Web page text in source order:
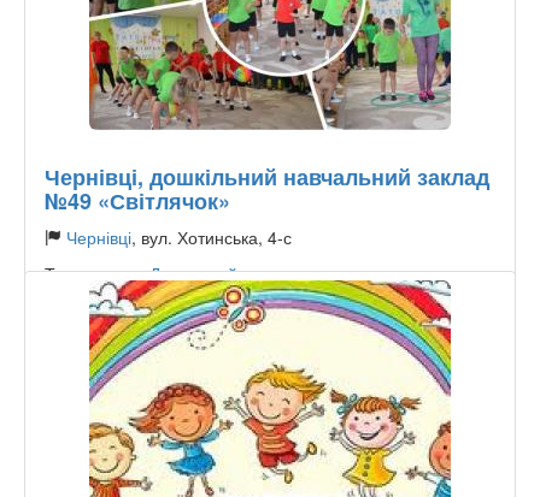
Чернівці, дошкільний навчальний заклад
№49 «Світлячок»
Чернівці, вул. Хотинська, 4-с
Тип садочку:Державний